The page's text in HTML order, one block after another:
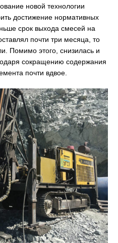
новой технологии
достижение нормативных
срок выхода смесей на
почти три месяца, то
Помимо этого, снизилась и
сокращению содержания
почти вдвое.